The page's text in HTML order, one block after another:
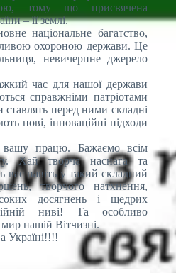
тому що присвячена
– її землі.
національне багатство,
охороною держави. Це
невичерпне джерело
час для нашої держави
справжніми патріотами
ставлять перед ними складні
нові, інноваційні підходи
працю. Бажаємо всім
Хай творча наснага та
вас навіть у такий складний
творчого натхнення,
досягнень і щедрих
ниві! Та особливо
нашій Вітчизні.
Україні!!!!